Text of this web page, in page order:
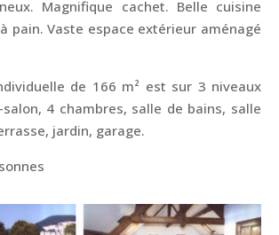
Magnifique cachet. Belle cuisine
pain. Vaste espace extérieur aménagé
de 166 m² est sur 3 niveaux
salon, 4 chambres, salle de bains, salle
jardin, garage.